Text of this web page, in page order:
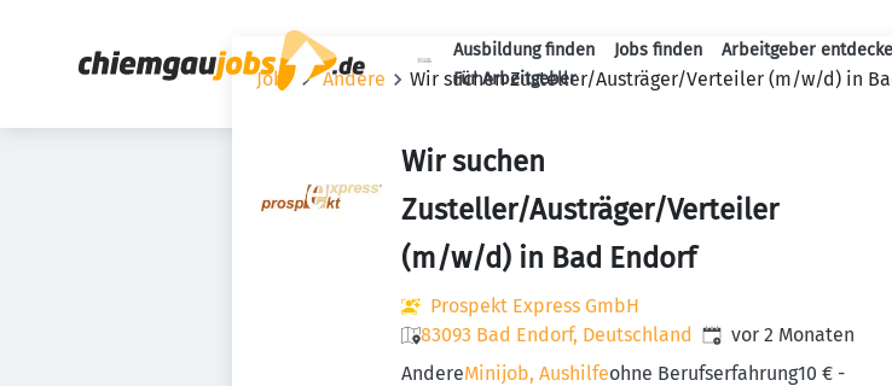
Haupt-
Ausbildung finden Jobs finden Arbeitgeber
Für Arbeitgeber
Jobs Andere Wir suchen Zusteller/Austräger/Verteiler (m/w/d) in
Wir suchen
Zusteller/Austräger/Verteiler
(m/w/d) in Bad Endorf
Prospekt Express GmbH
83093 Bad Endorf, Deutschland Veröffentlicht:
vor 2 Monaten
AndereMinijob, Aushilfeohne Berufserfahrung10 € -